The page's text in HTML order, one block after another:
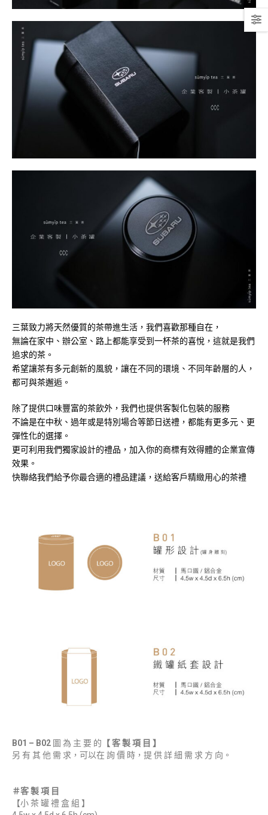
三葉致力將天然優質的茶帶進生活，我們喜歡那種自在，
無論在家中、辦公室、路上都能享受到一杯茶的喜悅，這就是我們
追求的茶。
希望讓茶有多元創新的風貌，讓在不同的環境、不同年齡層的人，
都可與茶邂逅。
除了提供口味豐富的茶飲外，我們也提供客製化包裝的服務
不論是在中秋、過年或是特別場合等節日送禮，都能有更多元、更
彈性化的選擇。
更可利用我們獨家設計的禮品，加入你的商標有效得體的企業宣傳
效果。
快聯絡我們給予你最合適的禮品建議，送給客戶精緻用心的茶禮
B01 – B02 圖 為 主 要 的 【 客 製 項 目 】
另 有 其 他 需 求，可以在 詢 價 時，提 供 詳 細 需 求 方 向。
＃客 製 項 目
【小 茶 罐 禮 盒 組 】